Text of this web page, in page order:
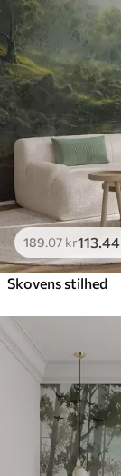
189.07kr113.44
Skovens stilhed